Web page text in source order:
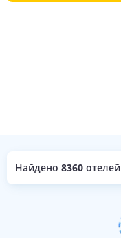
Найдено 8360 отелей